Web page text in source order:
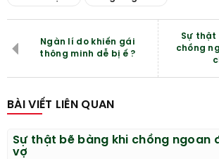
Ngàn lí do khiến gái
thông minh dễ bị ế ?
Sự thật
chồng
BÀI VIẾT LIÊN QUAN
Sự thật bẽ bàng khi chồng ngoan
vợ